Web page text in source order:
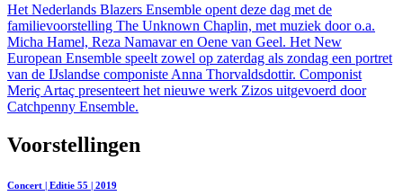
Het Nederlands Blazers Ensemble opent deze dag met de
familievoorstelling The Unknown Chaplin, met muziek door o.a.
Micha Hamel, Reza Namavar en Oene van Geel. Het New
European Ensemble speelt zowel op zaterdag als zondag een portret
van de IJslandse componiste Anna Thorvaldsdottir. Componist
Meriç Artaç presenteert het nieuwe werk Zizos uitgevoerd door
Catchpenny Ensemble.
Voorstellingen
Concert | Editie 55 | 2019